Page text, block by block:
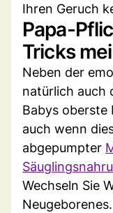
Ihren Geruch
Papa-
Tricks
Neben der
natürlich auch
Babys oberste
auch wenn
abgepumpter
Wechseln Sie